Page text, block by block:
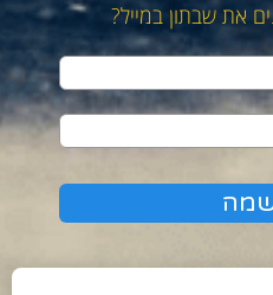
את שבתון במייל?